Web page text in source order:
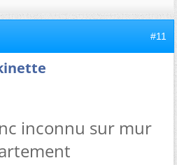
#11
inconnu sur mur